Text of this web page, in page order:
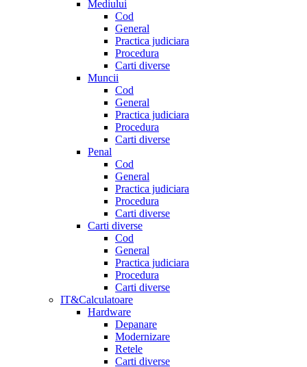
Mediului
Cod
General
Practica judiciara
Procedura
Carti diverse
Muncii
Cod
General
Practica judiciara
Procedura
Carti diverse
Penal
Cod
General
Practica judiciara
Procedura
Carti diverse
Carti diverse
Cod
General
Practica judiciara
Procedura
Carti diverse
IT&Calculatoare
Hardware
Depanare
Modernizare
Retele
Carti diverse